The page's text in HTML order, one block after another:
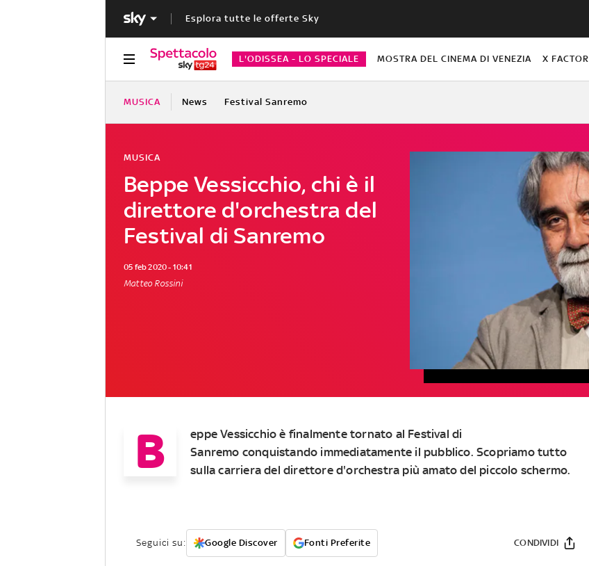
Esplora tutte le offerte Sky
L'ODISSEA - LO SPECIALE MOSTRA DEL CINEMA DI VENEZIA X FACTOR
MUSICA News Festival Sanremo
Beppe Vessicchio, chi è il
direttore d'orchestra del
Festival di Sanremo
MUSICA
05 feb 2020 - 10:41
Matteo Rossini
B eppe Vessicchio è finalmente tornato al Festival di
Sanremo conquistando immediatamente il pubblico. Scopriamo tutto
sulla carriera del direttore d'orchestra più amato del piccolo schermo.
Seguici su: Google Discover Fonti Preferite CONDIVIDI